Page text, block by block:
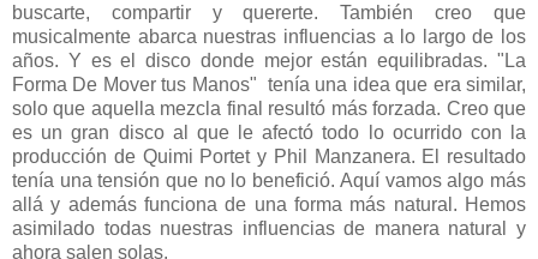
buscarte, compartir y quererte. También creo que
musicalmente abarca nuestras influencias a lo largo de los
años. Y es el disco donde mejor están equilibradas. "La
Forma De Mover tus Manos" tenía una idea que era similar,
solo que aquella mezcla final resultó más forzada. Creo que
es un gran disco al que le afectó todo lo ocurrido con la
producción de Quimi Portet y Phil Manzanera. El resultado
tenía una tensión que no lo benefició. Aquí vamos algo más
allá y además funciona de una forma más natural. Hemos
asimilado todas nuestras influencias de manera natural y
ahora salen solas.